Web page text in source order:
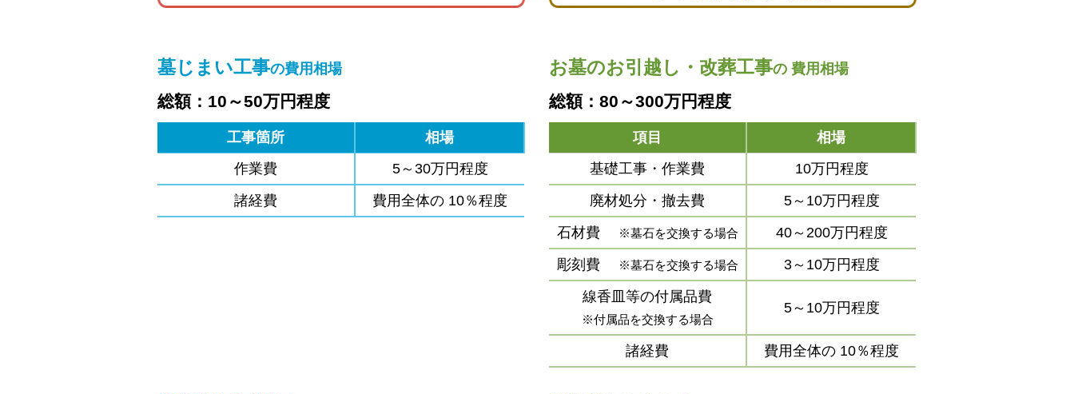
墓じまい工事の費用相場
総額：10～50万円程度
工事箇所
相場
作業費
5～30万円程度
諸経費
費用全体の 10％程度
お墓のお引越し・改葬工事の 費用相場
総額：80～300万円程度
項目
相場
基礎工事・作業費
10万円程度
廃材処分・撤去費
5～10万円程度
石材費
※墓石を交換する場合
40～200万円程度
彫刻費
※墓石を交換する場合
3～10万円程度
線香皿等の付属品費
※付属品を交換する場合
5～10万円程度
諸経費 費用全体の 10％程度